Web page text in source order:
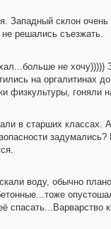
Западный склон
решались съезжать.
не
на оргалитинах
физкультуры, гоняли
в старших
воду, обычно
спасать...Варварство